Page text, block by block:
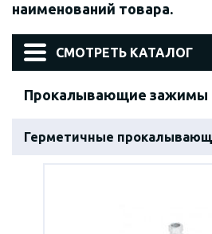
наименований товара.
СМОТРЕТЬ КАТАЛОГ
Прокалывающие зажимы
Герметичные